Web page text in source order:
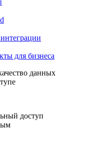
базу данных